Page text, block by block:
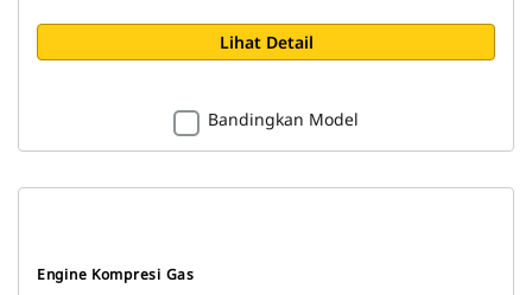
Lihat Detail
Bandingkan Model
Engine Kompresi Gas